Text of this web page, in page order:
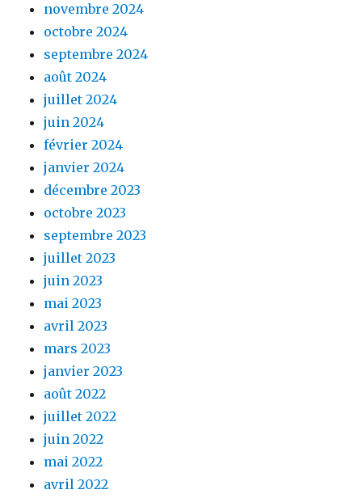
novembre 2024
octobre 2024
septembre 2024
août 2024
juillet 2024
juin 2024
février 2024
janvier 2024
décembre 2023
octobre 2023
septembre 2023
juillet 2023
juin 2023
mai 2023
avril 2023
mars 2023
janvier 2023
août 2022
juillet 2022
juin 2022
mai 2022
avril 2022